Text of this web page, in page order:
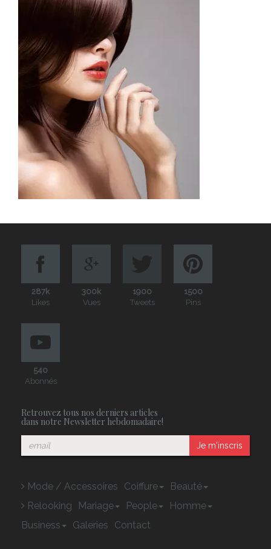
287k
Likes
300k
Vues
1900
Tweets
1500
Pins
540
Abonnés
Retrouvez tous nos derniers articles
dans notre Newsletter hebdomadaire!
Je m'inscris
Mode / Accessoires Coiffure
Beauté
Relooking
Mariage People
Homme
Business
Galeries Contact